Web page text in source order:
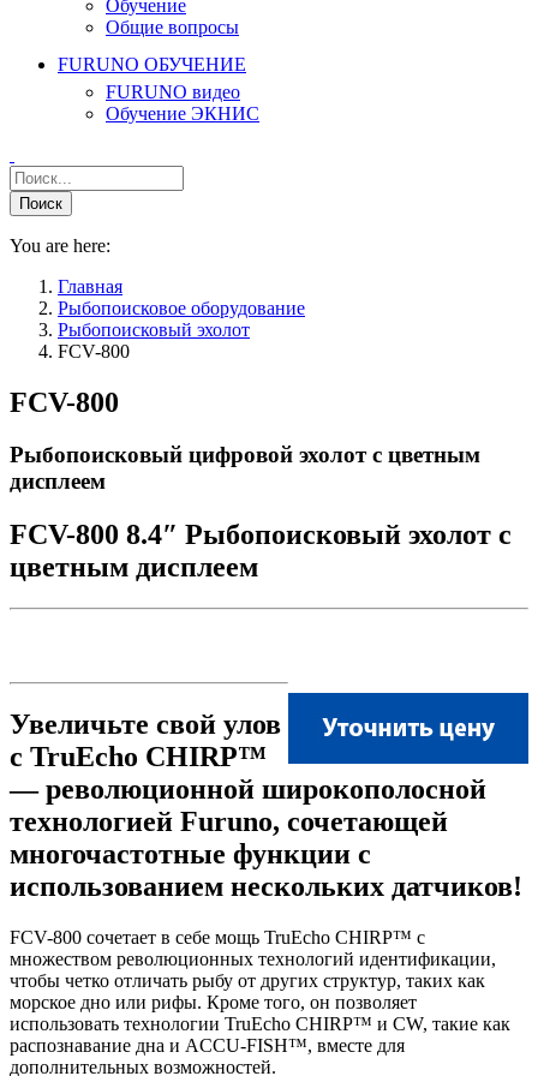
Обучение
Общие вопросы
FURUNO ОБУЧЕНИЕ
FURUNO видео
Обучение ЭКНИС
You are here:
Главная
Рыбопоисковое оборудование
Рыбопоисковый эхолот
FCV-800
FCV-800
Рыбопоисковый цифровой эхолот с цветным
дисплеем
FCV-800 8.4″ Рыбопоисковый эхолот с
цветным дисплеем
Увеличьте свой улов
с TruEcho CHIRP™
— революционной широкополосной
технологией Furuno, сочетающей
многочастотные функции с
использованием нескольких датчиков!
FCV-800 сочетает в себе мощь TruEcho CHIRP™ с
множеством революционных технологий идентификации,
чтобы четко отличать рыбу от других структур, таких как
морское дно или рифы. Кроме того, он позволяет
использовать технологии TruEcho CHIRP™ и CW, такие как
распознавание дна и ACCU-FISH™, вместе для
дополнительных возможностей.